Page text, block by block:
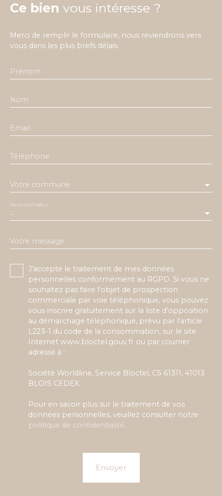
Ce bien vous intéresse ?
Merci de remplir le formulaire, nous reviendrons vers
vous dans les plus brefs délais.
Prénom
Nom
Email
Téléphone
Votre commune
-
Vous souhaitez
Votre message
J'accepte le traitement de mes données
personnelles conformément au RGPD. Si vous ne
souhaitez pas faire l'objet de prospection
commerciale par voie téléphonique, vous pouvez
vous inscrire gratuitement sur la liste d'opposition
au démarchage téléphonique, prévu par l'article
L223-1 du code de la consommation, sur le site
Internet www.bloctel.gouv.fr ou par courrier
adressé à :
Société Worldline, Service Bloctel, CS 61311, 41013
BLOIS CEDEX.
Pour en savoir plus sur le traitement de vos
données personnelles, veuillez consulter notre
politique de confidentialité.
Envoyer